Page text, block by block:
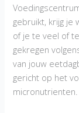
gebruikt, krijg je
of je te veel of
gekregen
van jouw
gericht op het
micronutrienten.